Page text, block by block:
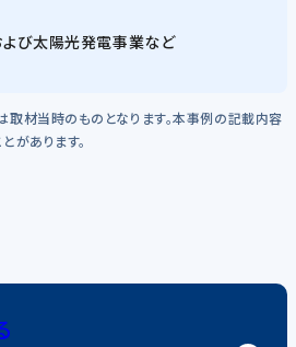
よび太陽光発電事業など
取材当時のものとなります。本事例の記載内容
があります。